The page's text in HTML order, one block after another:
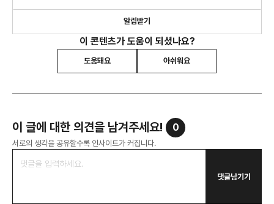
알림받기
이 콘텐츠가 도움이 되셨나요?
도움돼요 아쉬워요
이 글에 대한 의견을 남겨주세요! 0
서로의 생각을 공유할수록 인사이트가 커집니다.
댓글남기기